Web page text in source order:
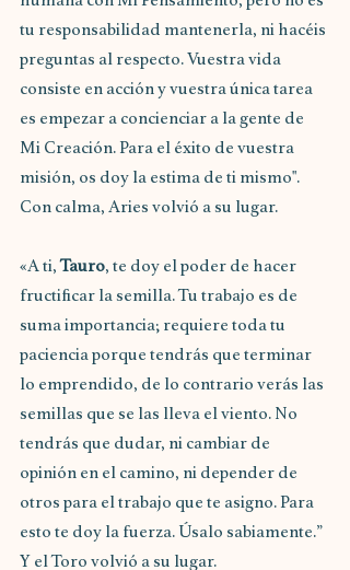
tu responsabilidad mantenerla, ni hacéis
preguntas al respecto. Vuestra vida
consiste en acción y vuestra única tarea
es empezar a concienciar a la gente de
Mi Creación. Para el éxito de vuestra
misión, os doy la estima de ti mismo".
Con calma, Aries volvió a su lugar.
«A ti, Tauro, te doy el poder de hacer
fructificar la semilla. Tu trabajo es de
suma importancia; requiere toda tu
paciencia porque tendrás que terminar
lo emprendido, de lo contrario verás las
semillas que se las lleva el viento. No
tendrás que dudar, ni cambiar de
opinión en el camino, ni depender de
otros para el trabajo que te asigno. Para
esto te doy la fuerza. Úsalo sabiamente.”
Y el Toro volvió a su lugar.